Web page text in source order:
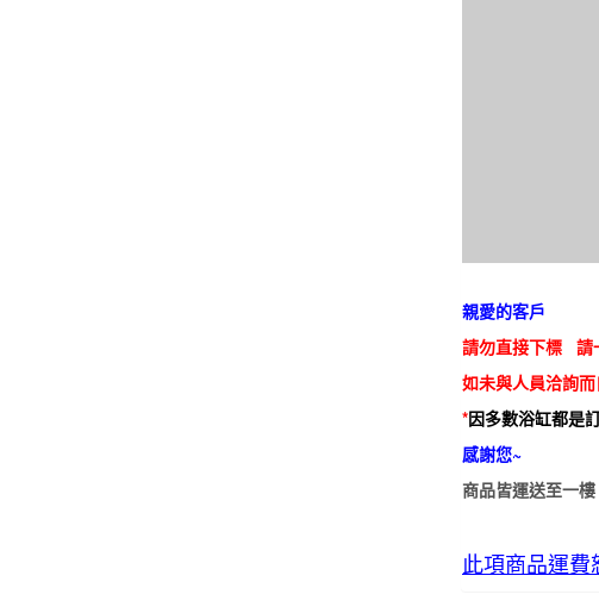
親愛的客戶
請勿直接下標 請
如未與人員洽詢
*因多數浴缸都是
感謝您~
商品皆運送至一樓
此項商品運